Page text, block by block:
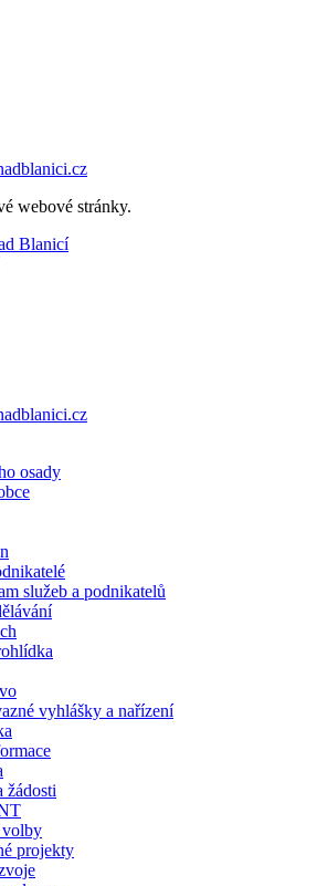
webové stránky.
osady
služeb a podnikatelů
vyhlášky a nařízení
žádosti
projekty